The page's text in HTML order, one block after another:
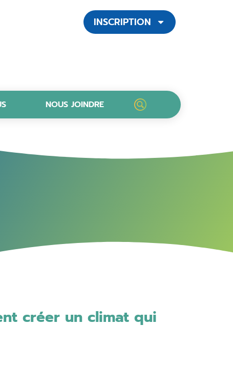
INSCRIPTION
NOUS JOINDRE LANCER UNE
créer un climat qui